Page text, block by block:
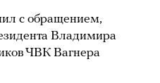
с обращением,
Владимира
ЧВК Вагнера